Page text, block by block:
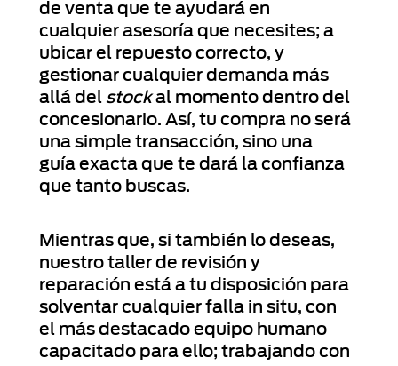
de venta que te ayudará en
cualquier asesoría que necesites; a
ubicar el repuesto correcto, y
gestionar cualquier demanda más
allá del stockal momento dentro del
concesionario. Así, tu compra no será
una simple transacción, sino una
guía exacta que te dará la confianza
que tanto buscas.
Mientras que, si también lo deseas,
nuestro taller de revisión y
reparación está a tu disposición para
solventar cualquier falla in situ, con
el más destacado equipo humano
capacitado para ello; trabajando con